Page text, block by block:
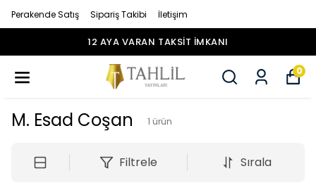
Perakende Satış Sipariş Takibi İletişim
12 AYA VARAN TAKSİT İMKANI
0
M. Esad Coşan 1 ürün
Filtrele Sırala